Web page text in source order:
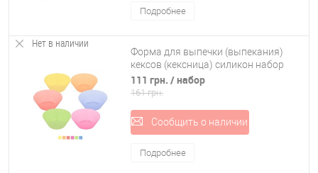
Подробнее
Нет в наличии
Форма для выпечки (выпекания)
кексов (кексница) силикон набор
12шт Stenson (HH-047)
111 грн. / набор
161 грн.
Сообщить о наличии
Подробнее